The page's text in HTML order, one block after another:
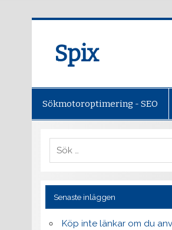
Spix
Sökmotoroptimering - SEO
Senaste inläggen
Köp inte länkar om du